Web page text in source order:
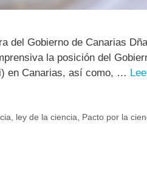
del Gobierno de Canarias
la posición del
en Canarias, así como, …
ley de la ciencia Pacto por la